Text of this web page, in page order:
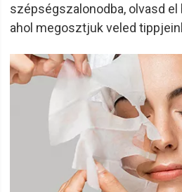
szépségszalonodba, olvasd
ahol megosztjuk veled